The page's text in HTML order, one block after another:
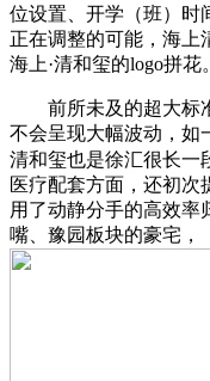
位设置、开学（班）时
正在调整的可能，海上
海上·清和玺的logo拼花。
前所未及的超大标准
不会呈现大幅波动，如
清和玺也是徐汇很长一
医疗配套方面，还初次
用了动静分手的高效率
嘴、豫园板块的豪宅，